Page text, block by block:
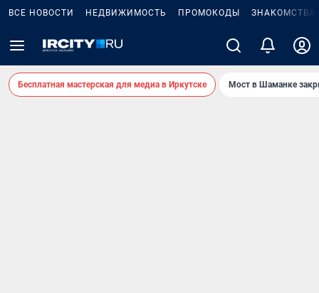
ВСЕ НОВОСТИ НЕДВИЖИМОСТЬ ПРОМОКОДЫ ЗНАКОМСТВА
Бесплатная мастерская для медиа в Иркутске Мост в Шаманке